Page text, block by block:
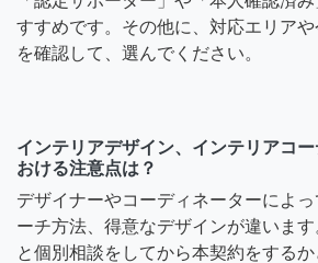
すすめです。その他に、対応エリア
を確認して、選んでください。
インテリアデザイン、インテリアコ
おける注意点は？
デザイナーやコーディネーターによ
ーチ方法、得意なデザインが違いま
と個別相談をしてから本契約をする